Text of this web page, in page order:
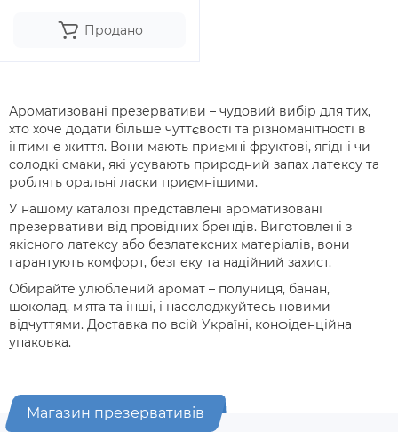
Продано
Ароматизовані презервативи – чудовий вибір для тих,
хто хоче додати більше чуттєвості та різноманітності в
інтимне життя. Вони мають приємні фруктові, ягідні чи
солодкі смаки, які усувають природний запах латексу та
роблять оральні ласки приємнішими.
У нашому каталозі представлені ароматизовані
презервативи від провідних брендів. Виготовлені з
якісного латексу або безлатексних матеріалів, вони
гарантують комфорт, безпеку та надійний захист.
Обирайте улюблений аромат – полуниця, банан,
шоколад, м'ята та інші, і насолоджуйтесь новими
відчуттями. Доставка по всій Україні, конфіденційна
упаковка.
Магазин презервативів